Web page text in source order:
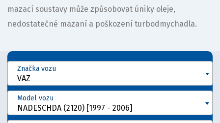
mazací soustavy může způsobovat úniky oleje,
nedostatečné mazaní a poškození turbodmychadla.
VAZ
Značka vozu
NADESCHDA (2120) [1997 - 2006]
Model vozu